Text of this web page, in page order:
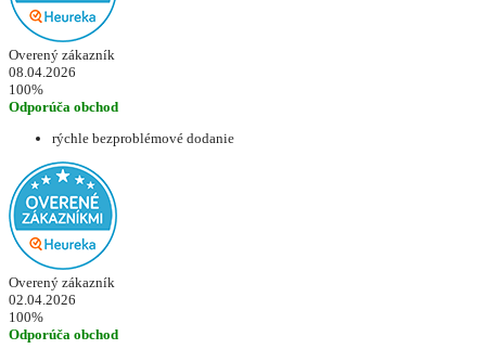
Overený zákazník
08.04.2026
100%
Odporúča obchod
rýchle bezproblémové dodanie
Overený zákazník
02.04.2026
100%
Odporúča obchod